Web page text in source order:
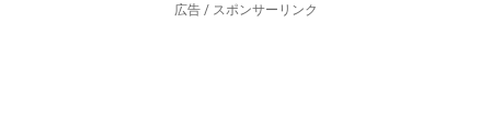
広告 / スポンサーリンク